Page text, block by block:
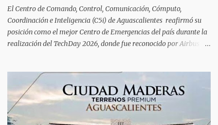
interesados deben acudir a la Dirección de Servi...
El Centro de Comando, Control, Comunicación, Cómputo,
Coordinación e Inteligencia (C5i) de Aguascalientes reafirmó su
posición como el mejor Centro de Emergencias del país durante la
realización del TechDay 2026, donde fue reconocido por Airbus
seguridad pública y la atención de emergencias. Este encuentro
reunió a autoridades, especialistas nacionales e internacionales y
representantes de instituciones de seguridad para intercambiar
conocimientos y conocer las tendencias más avanzadas en la